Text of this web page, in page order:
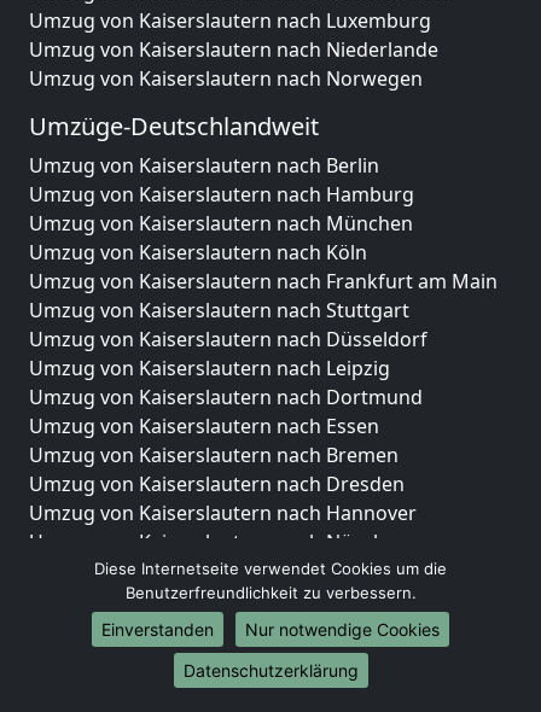
Umzug von Kaiserslautern nach Luxemburg
Umzug von Kaiserslautern nach Niederlande
Umzug von Kaiserslautern nach Norwegen
Umzüge-Deutschlandweit
Umzug von Kaiserslautern nach Berlin
Umzug von Kaiserslautern nach Hamburg
Umzug von Kaiserslautern nach München
Umzug von Kaiserslautern nach Köln
Umzug von Kaiserslautern nach Frankfurt am Main
Umzug von Kaiserslautern nach Stuttgart
Umzug von Kaiserslautern nach Düsseldorf
Umzug von Kaiserslautern nach Leipzig
Umzug von Kaiserslautern nach Dortmund
Umzug von Kaiserslautern nach Essen
Umzug von Kaiserslautern nach Bremen
Umzug von Kaiserslautern nach Dresden
Umzug von Kaiserslautern nach Hannover
Umzug von Kaiserslautern nach Nürnberg
Umzug von Kaiserslautern nach Duisburg
Umzug von Kaiserslautern nach Bochum
Umzug von Kaiserslautern nach Wuppertal
Umzug von Kaiserslautern nach Bielefeld
Umzug von Kaiserslautern nach Bonn
Diese Internetseite verwendet Cookies um die
Benutzerfreundlichkeit zu verbessern.
Einverstanden
Nur notwendige Cookies
Datenschutzerklärung